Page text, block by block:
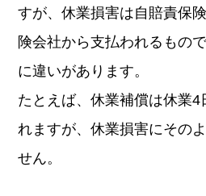
すが、休業損害は自賠責保
険会社から支払われるもの
に違いがあります。
たとえば、休業補償は休業4
れますが、休業損害にその
せん。